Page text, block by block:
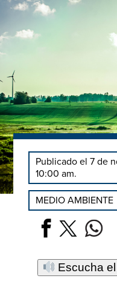
Publicado el 7 de
10:00 am.
MEDIO AMBIENTE
Escucha